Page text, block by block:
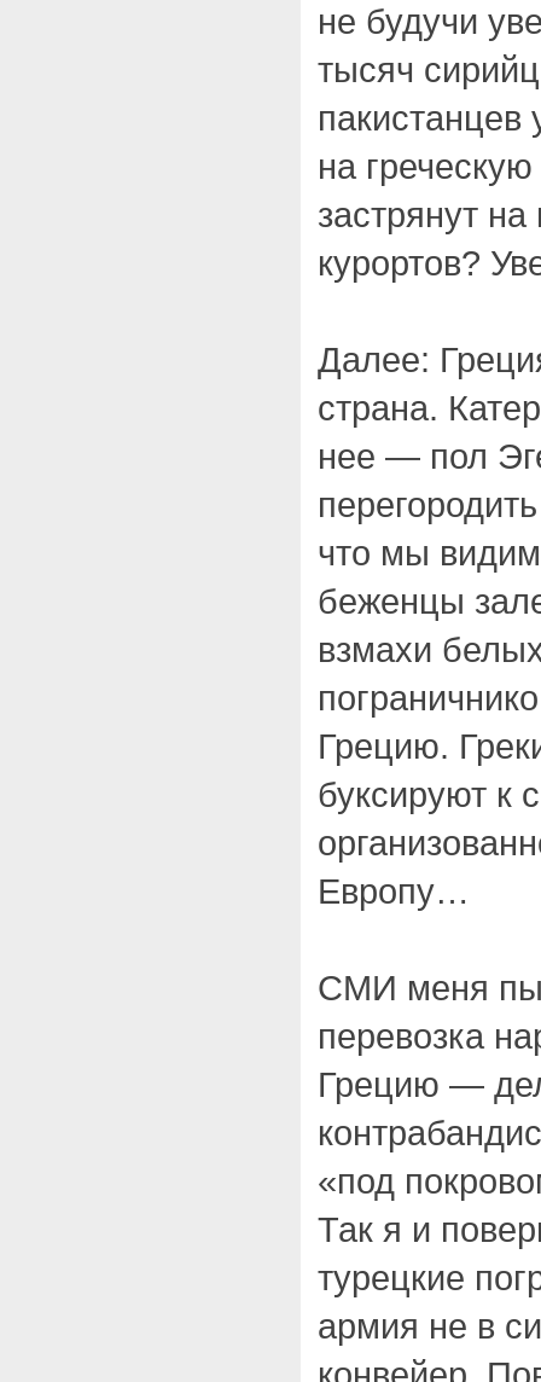
не будучи
тысяч
пакистанцев
на
застрянут
курортов?
Далее:
страна.
нее — пол
что мы
беженцы
взмахи
Грецию.
буксируют к
Европу…
СМИ меня
перевозка
Грецию —
«под
Так я и
турецкие
армия не в